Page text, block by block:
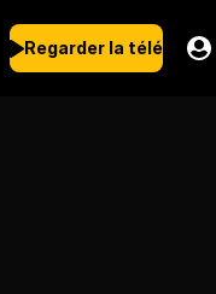
Regarder la télé